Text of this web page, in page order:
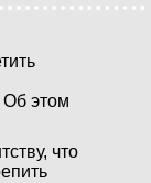
этом
что